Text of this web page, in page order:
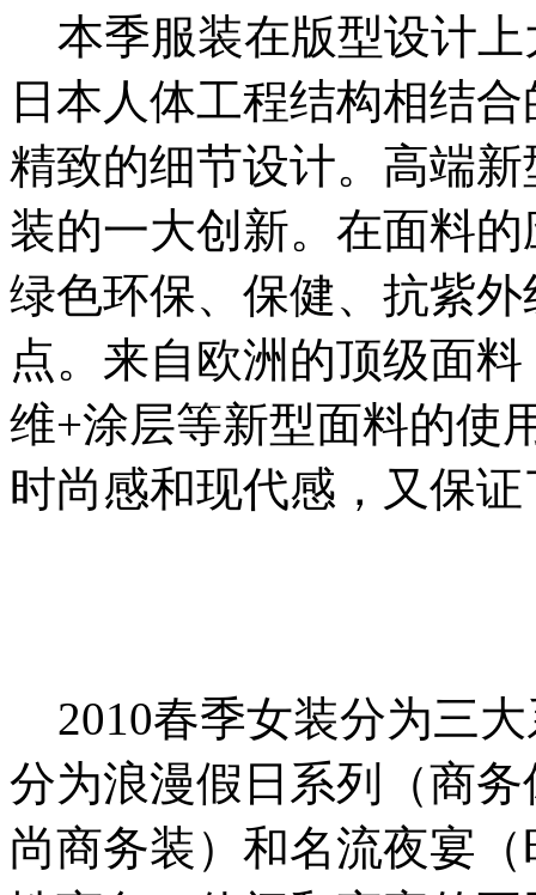
本季服装在版型设计上
日本人体工程结构相结
精致的细节设计。高端
装的一大创新。在面料
绿色环保、保健、抗紫
点。来自欧洲的顶级面
维+涂层等新型面料的使
时尚感和现代感，又保
2010春季女装分为三
分为浪漫假日系列（商
尚商务装）和名流夜宴